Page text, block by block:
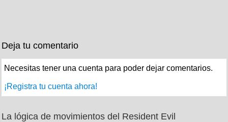
Deja tu comentario
Necesitas tener una cuenta para poder dejar comentarios.
¡Registra tu cuenta ahora!
La lógica de movimientos del Resident Evil